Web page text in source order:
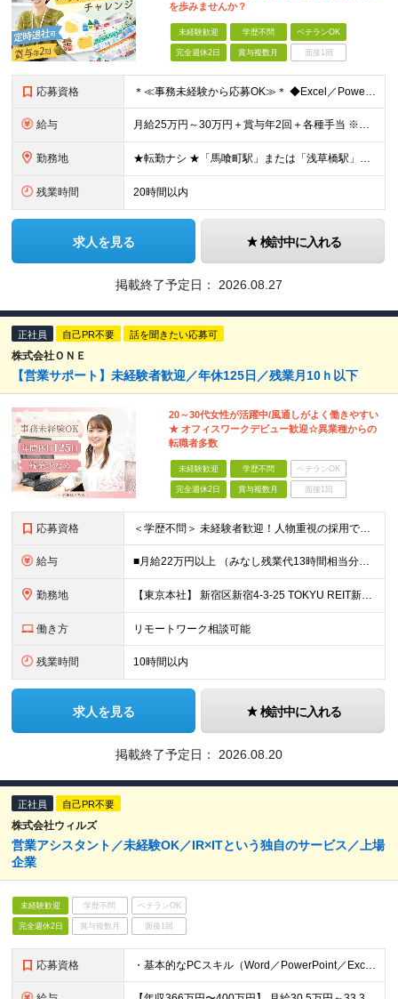
を歩みませんか？
未経験歓迎 学歴不問 ベテランOK
完全週休2日 賞与複数月 面接1回
応募資格 ＊≪事務未経験から応募OK≫＊ ◆Excel／PowerPointの基本操作ができる方 └インターネット等で調べながら扱える方なら大歓迎◎ ＼こんな方にピッタリなポジションです／ □販売職や営業職な
給与 月給25万円～30万円＋賞与年2回＋各種手当 ※試用期間6ヵ月あり（期間中の待遇に変更なし） ※固定残業代（月3時間・5,000円～）を含みます ※超過分は別途支給します
勤務地 ★転勤ナシ ★「馬喰町駅」または「浅草橋駅」から徒歩5分 【東京本社】 東京都中央区日本橋馬喰町2-2-6 朝日生命須長ビル6F (変更の範囲)上記を除く当社関連勤務地
残業時間 20時間以内
求人を見る 検討中に入れる
掲載終了予定日： 2026.08.27
正社員 自己PR不要 話を聞きたい応募可
株式会社ＯＮＥ
【営業サポート】未経験者歓迎／年休125日／残業月10ｈ以下
20～30代女性が活躍中/風通しがよく働きやすい
★ オフィスワークデビュー歓迎☆異業種からの
転職者多数
未経験歓迎 学歴不問 ベテランOK
完全週休2日 賞与複数月 面接1回
応募資格 ＜学歴不問＞ 未経験者歓迎！人物重視の採用です！ ◎社会人経験がある方（業種・職種不問） ◎基本的なPCスキルをお持ちの方 └Excelは関数やグラフ作成などできなくても大丈夫です。
給与 ■月給22万円以上 （みなし残業代13時間相当分／2万円を含む） ※上記を越えた場合は、別途支給 ※試用期間6ヶ月あり（待遇面の変動なし） 【固定残業代について】 固定残業13時間分（20,000円
勤務地 【東京本社】 新宿区新宿4-3-25 TOKYU REIT新宿ビル4F ※(変更の範囲)上記を除く当社関連勤務地
働き方 リモートワーク相談可能
残業時間 10時間以内
求人を見る 検討中に入れる
掲載終了予定日： 2026.08.20
正社員 自己PR不要
株式会社ウィルズ
営業アシスタント／未経験OK／IR×ITという独自のサービス／上場
企業
未経験歓迎 学歴不問 ベテランOK
完全週休2日 賞与複数月 面接1回
応募資格 ・基本的なPCスキル（Word／PowerPoint／Excelを用いた資料作成、メール対応 等） ・顧客、取引先など外部関係者とのコミュニケーションや条件調整・折衝のご経験 ・ビジネスパーソンとして